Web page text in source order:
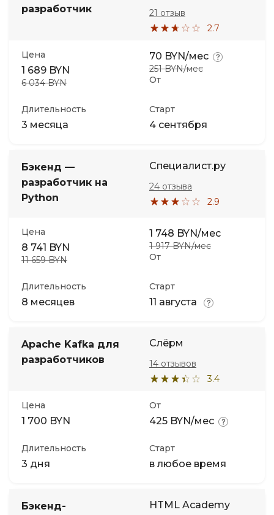
разработчик
2.7
21 отзыв
Цена
1 689 BYN
6 034 BYN От
70 BYN/мес
251 BYN/мес
Длительность
3 месяца
Старт
4 сентября
Бэкенд —
разработчик на
Python
Специалист.ру
2.9
24 отзыва
Цена
8 741 BYN
11 659 BYN От
1 748 BYN/мес
1 917 BYN/мес
Длительность
8 месяцев
Старт
11 августа
Apache Kafka для
разработчиков
Слёрм
3.4
14 отзывов
Цена
1 700 BYN
От
425 BYN/мес
Длительность
3 дня
Старт
в любое время
Бэкенд-
HTML Academy